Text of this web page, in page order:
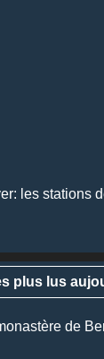
les stations
plus lus
de